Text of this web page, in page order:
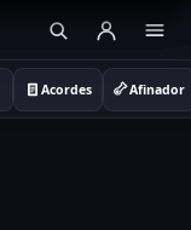
Acordes Afinador